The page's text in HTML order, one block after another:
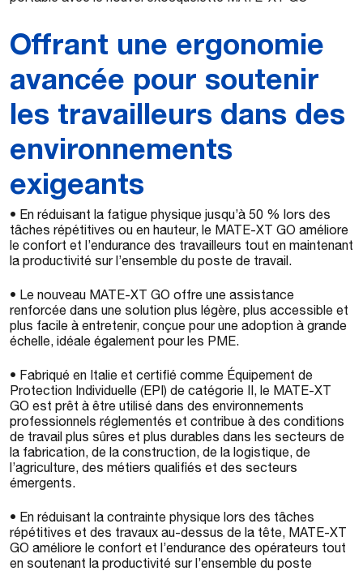
Offrant une ergonomie
avancée pour soutenir
les travailleurs dans des
environnements
exigeants
• En réduisant la fatigue physique jusqu’à 50 % lors des
tâches répétitives ou en hauteur, le MATE-XT GO améliore
le confort et l’endurance des travailleurs tout en maintenant
la productivité sur l’ensemble du poste de travail.
• Le nouveau MATE-XT GO offre une assistance
renforcée dans une solution plus légère, plus accessible et
plus facile à entretenir, conçue pour une adoption à grande
échelle, idéale également pour les PME.
• Fabriqué en Italie et certifié comme Équipement de
Protection Individuelle (EPI) de catégorie II, le MATE-XT
GO est prêt à être utilisé dans des environnements
professionnels réglementés et contribue à des conditions
de travail plus sûres et plus durables dans les secteurs de
la fabrication, de la construction, de la logistique, de
l’agriculture, des métiers qualifiés et des secteurs
émergents.
• En réduisant la contrainte physique lors des tâches
répétitives et des travaux au-dessus de la tête, MATE-XT
GO améliore le confort et l’endurance des opérateurs tout
en soutenant la productivité sur l’ensemble du poste